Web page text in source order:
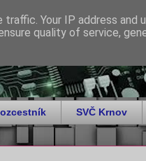
SVČ Krnov
Your IP address and
quality of service,